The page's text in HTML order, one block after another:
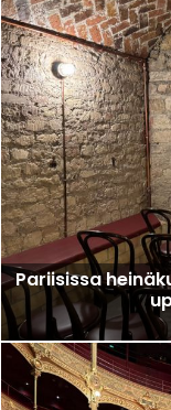
Pariisissa